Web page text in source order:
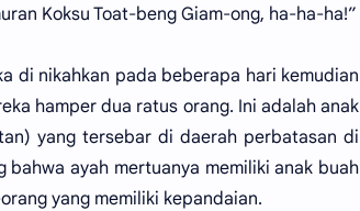
Koksu Toat-beng Giam-ong, ha-ha-ha!”
di nikahkan pada beberapa hari kemudian
hamper dua ratus orang. Ini adalah anak
yang tersebar di daerah perbatasan di
bahwa ayah mertuanya memiliki anak buah
yang memiliki kepandaian.